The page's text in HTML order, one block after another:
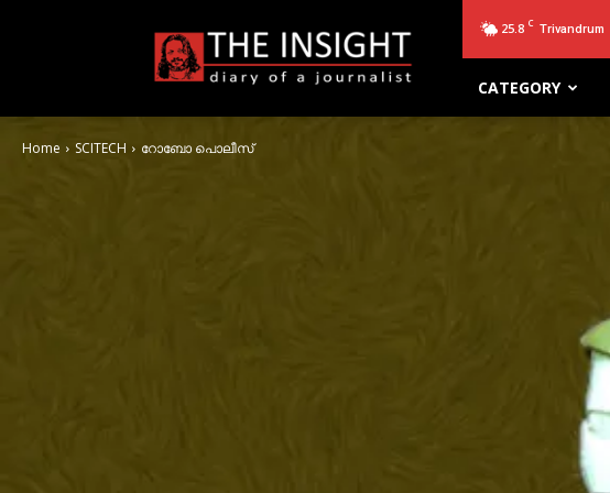
INSIGHT
25.8 C Trivandrum
CATEGORY
Home SCITECH റോബോ പൊലീസ്